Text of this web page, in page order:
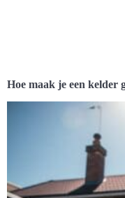
Hoe maak je een kelder